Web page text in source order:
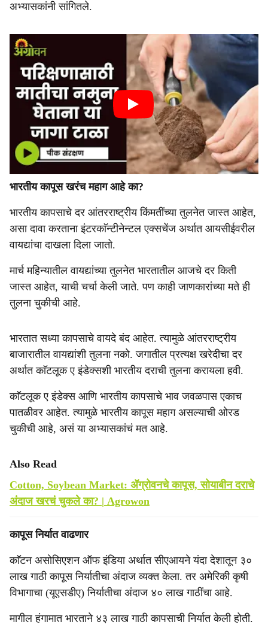
अभ्यासकांनी सांगितले.
भारतीय कापूस खरंच महाग आहे का?
भारतीय कापसाचे दर आंतरराष्ट्रीय किंमतींच्या तुलनेत जास्त आहेत,
असा दावा करताना इंटरकाॅन्टीनेन्टल एक्सचेंज अर्थात आयसीईवरील
वायद्यांचा दाखला दिला जातो.
मार्च महिन्यातील वायद्यांच्या तुलनेत भारतातील आजचे दर किती
जास्त आहेत, याची चर्चा केली जाते. पण काही जाणकारांच्या मते ही
तुलना चुकीची आहे.
भारतात सध्या कापसाचे वायदे बंद आहेत. त्यामुळे आंतरराष्ट्रीय
बाजारातील वायद्यांशी तुलना नको. जगातील प्रत्यक्ष खरेदीचा दर
अर्थात काॅटलूक ए इंडेक्सशी भारतीय दराची तुलना करायला हवी.
काॅटलूक ए इंडेक्स आणि भारतीय कापसाचे भाव जवळपास एकाच
पातळीवर आहेत. त्यामुळे भारतीय कापूस महाग असल्याची ओरड
चुकीची आहे, असं या अभ्यासकांचं मत आहे.
Also Read
Cotton, Soybean Market: ॲग्रोवनचे कापूस, सोयाबीन दराचे
अंदाज खरचं चुकले का? | Agrowon
कापूस निर्यात वाढणार
काॅटन असोसिएशन ऑफ इंडिया अर्थात सीएआयने यंदा देशातून ३०
लाख गाठी कापूस निर्यातीचा अंदाज व्यक्त केला. तर अमेरिकी कृषी
विभागाचा (यूएसडीए) निर्यातीचा अंदाज ४० लाख गाठींचा आहे.
मागील हंगामात भारताने ४३ लाख गाठी कापसाची निर्यात केली होती.